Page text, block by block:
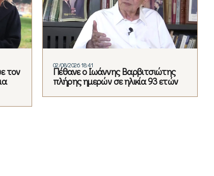
τον
02/08/2026 18:41
Πέθανε ο Ιωάννης Βαρβιτσιώτης
πλήρης ημερών σε ηλικία 93 ετών